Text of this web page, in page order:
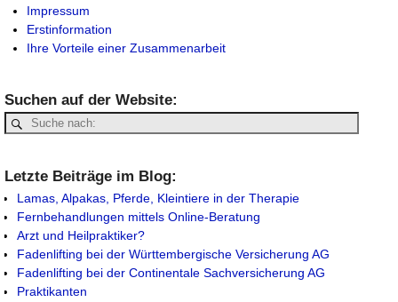
Impressum
Erstinformation
Ihre Vorteile einer Zusammenarbeit
Suchen auf der Website:
Letzte Beiträge im Blog:
Lamas, Alpakas, Pferde, Kleintiere in der Therapie
Fernbehandlungen mittels Online-Beratung
Arzt und Heilpraktiker?
Fadenlifting bei der Württembergische Versicherung AG
Fadenlifting bei der Continentale Sachversicherung AG
Praktikanten